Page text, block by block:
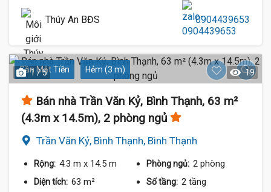
Thúy An BĐS 0904439653
Gần Mặt Tiền Hẻm (3 m)
1 / 5 19
Bán nhà Trần Văn Kỷ, Bình Thạnh, 63 m²
(4.3m x 14.5m), 2 phòng ngủ
Trần Văn Kỷ, Bình Thạnh, Bình Thạnh
Rộng: 4.3 m x 14.5 m Phòng ngủ: 2 phòng
Diện tích: 63 m² Số tầng: 2 tầng